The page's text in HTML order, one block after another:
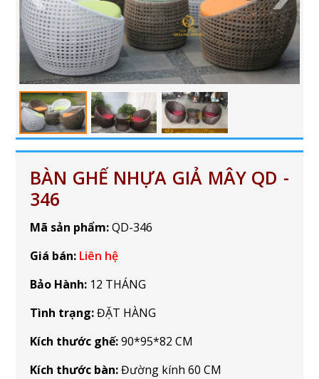
BÀN GHẾ NHỰA GIẢ MÂY QD -
346
Mã sản phẩm:QD-346
Giá bán: Liên hệ
Bảo Hành: 12 THÁNG
Tình trạng:ĐẶT HÀNG
Kích thước ghế:90*95*82 CM
Kích thước bàn:Đường kính 60 CM